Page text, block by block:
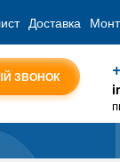
Доставка
ЗВОНОК